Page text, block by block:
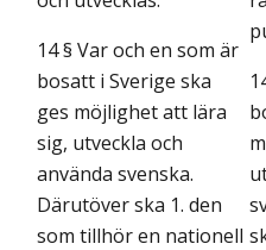
14 § Var och en som är
bosatt i Sverige ska
ges möjlighet att lära
sig, utveckla och
använda svenska.
Därutöver ska 1. den
som tillhör en nationell